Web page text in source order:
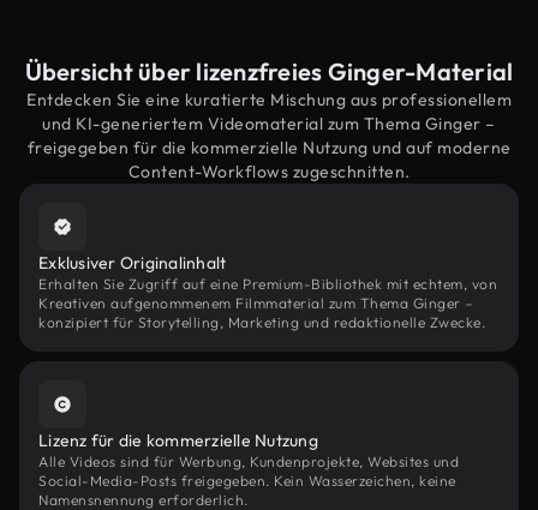
Übersicht über lizenzfreies Ginger-Material
Entdecken Sie eine kuratierte Mischung aus professionellem
und KI-generiertem Videomaterial zum Thema Ginger –
freigegeben für die kommerzielle Nutzung und auf moderne
Content-Workflows zugeschnitten.
Exklusiver Originalinhalt
Erhalten Sie Zugriff auf eine Premium-Bibliothek mit echtem, von
Kreativen aufgenommenem Filmmaterial zum Thema Ginger –
konzipiert für Storytelling, Marketing und redaktionelle Zwecke.
Lizenz für die kommerzielle Nutzung
Alle Videos sind für Werbung, Kundenprojekte, Websites und
Social-Media-Posts freigegeben. Kein Wasserzeichen, keine
Namensnennung erforderlich.